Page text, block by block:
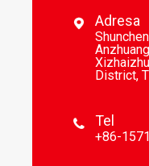
 Adresa
District,
 Tel
+86-